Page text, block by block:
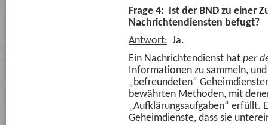
Frage 4: Ist der BND zu einer
Nachrichtendiensten befugt?
Antwort: Ja.
Ein Nachrichtendienst hat per
Informationen zu sammeln,
„befreundeten“
bewährten Methoden, mit
„Aufklärungsaufgaben“ erfüllt.
Geheimdienste, dass sie